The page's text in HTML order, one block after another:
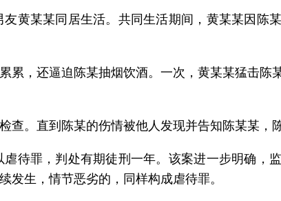
黄某某同居生活。共同生活期间，黄某某因陈
，还逼迫陈某抽烟饮酒。一次，黄某某猛击陈
。直到陈某的伤情被他人发现并告知陈某某，
待罪，判处有期徒刑一年。该案进一步明确，
生，情节恶劣的，同样构成虐待罪。